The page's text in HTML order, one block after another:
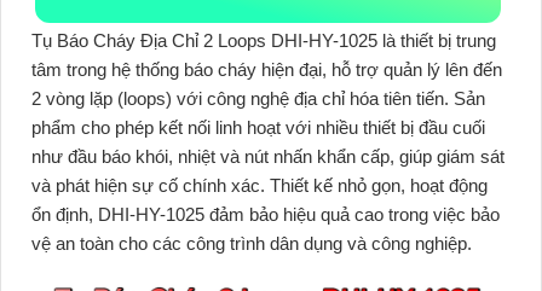
Tụ Báo Cháy Địa Chỉ 2 Loops DHI-HY-1025 là thiết bị trung
tâm trong hệ thống báo cháy hiện đại, hỗ trợ quản lý lên đến
2 vòng lặp (loops) với công nghệ địa chỉ hóa tiên tiến. Sản
phẩm cho phép kết nối linh hoạt với nhiều thiết bị đầu cuối
như đầu báo khói, nhiệt và nút nhấn khẩn cấp, giúp giám sát
và phát hiện sự cố chính xác. Thiết kế nhỏ gọn, hoạt động
ổn định, DHI-HY-1025 đảm bảo hiệu quả cao trong việc bảo
vệ an toàn cho các công trình dân dụng và công nghiệp.